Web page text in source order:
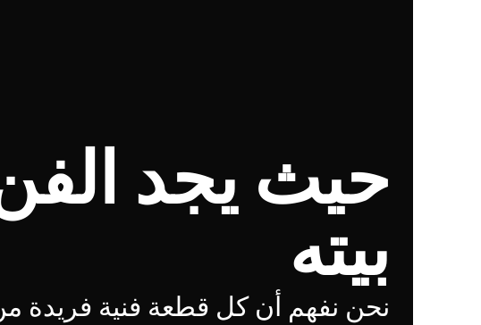
حيث يجد
بيته
نحن نفهم أن كل قطعة فنية فريدة